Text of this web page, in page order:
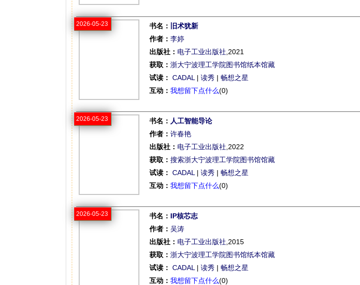
2026-05-23 书名：
旧术犹新
作者： 李婷
出版社： 电子工业出版社 ,2021
获取： 浙大宁波理工学院图书馆纸本馆藏
试读： CADAL | 读秀 | 畅想之星
互动： 我想留下点什么(0)
2026-05-23 书名： 人工智能导论
作者： 许春艳
出版社： 电子工业出版社 ,2022
获取： 搜索浙大宁波理工学院图书馆馆藏
试读： CADAL | 读秀 | 畅想之星
互动： 我想留下点什么(0)
2026-05-23 书名： IP核芯志
作者： 吴涛
出版社： 电子工业出版社 ,2015
获取： 浙大宁波理工学院图书馆纸本馆藏
试读： CADAL | 读秀 | 畅想之星
互动： 我想留下点什么(0)